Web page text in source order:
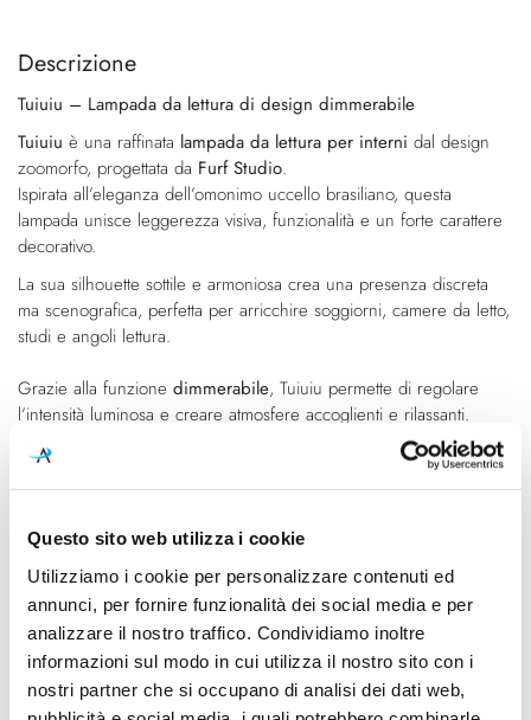
Questo sito web utilizza i cookie
Utilizziamo i cookie per personalizzare contenuti ed
annunci, per fornire funzionalità dei social media e per
analizzare il nostro traffico. Condividiamo inoltre
informazioni sul modo in cui utilizza il nostro sito con i
nostri partner che si occupano di analisi dei dati web,
fine
galleria
di
immagini
della
di
immagini
Descrizione
Tuiuiu – Lampada da lettura di design dimmerabile
Tuiuiu è una raffinata lampada da lettura per interni dal design
zoomorfo, progettata da Furf Studio.
Ispirata all’eleganza dell’omonimo uccello brasiliano, questa
lampada unisce leggerezza visiva, funzionalità e un forte carattere
decorativo.
La sua silhouette sottile e armoniosa crea una presenza discreta
ma scenografica, perfetta per arricchire soggiorni, camere da letto,
studi e angoli lettura.
Grazie alla funzione dimmerabile, Tuiuiu permette di regolare
l’intensità luminosa e creare atmosfere accoglienti e rilassanti.
Caratteristiche
Cod.Art.
86001IR
Designer
Furf Studio
Dimensioni
310mm - 500mm - H.1260mm
Sorgente luminosa
Led integrato